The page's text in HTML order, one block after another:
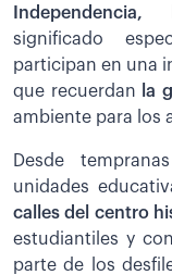
Independencia,
significado
participan en una
que recuerdan
la
ambiente para los
Desde
unidades
calles del centro
estudiantiles y
parte de los